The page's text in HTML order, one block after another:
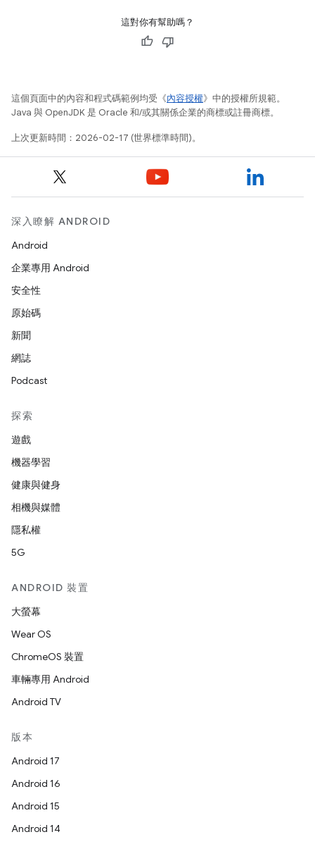
這對你有幫助嗎？
這個頁面中的內容和程式碼範例均受《內容授權》中的授權所規範。
Java 與 OpenJDK 是 Oracle 和/或其關係企業的商標或註冊商標。
上次更新時間：2026-02-17 (世界標準時間)。
深入瞭解 ANDROID
Android
企業專用 Android
安全性
原始碼
新聞
網誌
Podcast
探索
遊戲
機器學習
健康與健身
相機與媒體
隱私權
5G
ANDROID 裝置
大螢幕
Wear OS
ChromeOS 裝置
車輛專用 Android
Android TV
版本
Android 17
Android 16
Android 15
Android 14